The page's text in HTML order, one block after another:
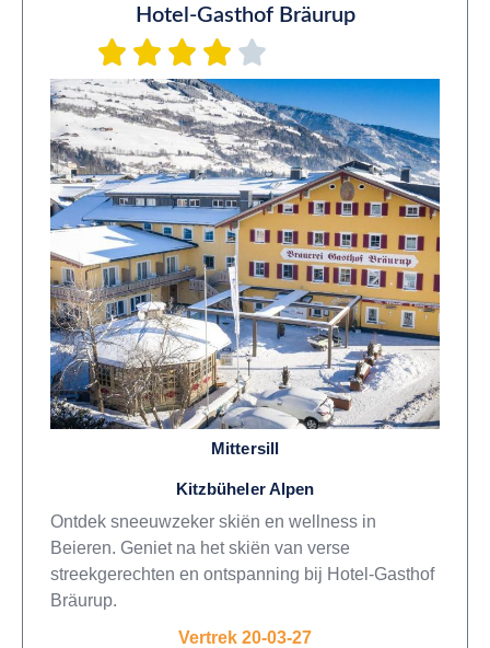
Hotel-Gasthof Bräurup
Mittersill
Kitzbüheler Alpen
Ontdek sneeuwzeker skiën en wellness in
Beieren. Geniet na het skiën van verse
streekgerechten en ontspanning bij Hotel-Gasthof
Bräurup.
Vertrek 20-03-27